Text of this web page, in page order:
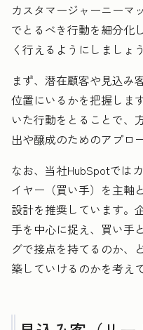
カスタマージャーニーマ
でとるべき行動を細分化
く行えるようにしましょう
まず、潜在顧客や見込み
位置にいるかを把握しま
いた行動をとることで、
出や醸成のためのアプロ
なお、当社HubSpotでは
イヤー（買い手）を主軸
設計を推奨しています。
手を中心に捉え、買い手
グで接点を持てるのか、
築していけるのかを考え